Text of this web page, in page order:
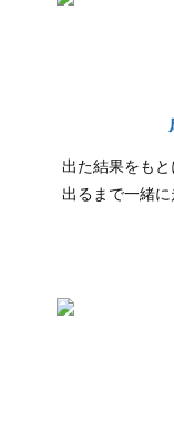
出た結果をも
出るまで一緒